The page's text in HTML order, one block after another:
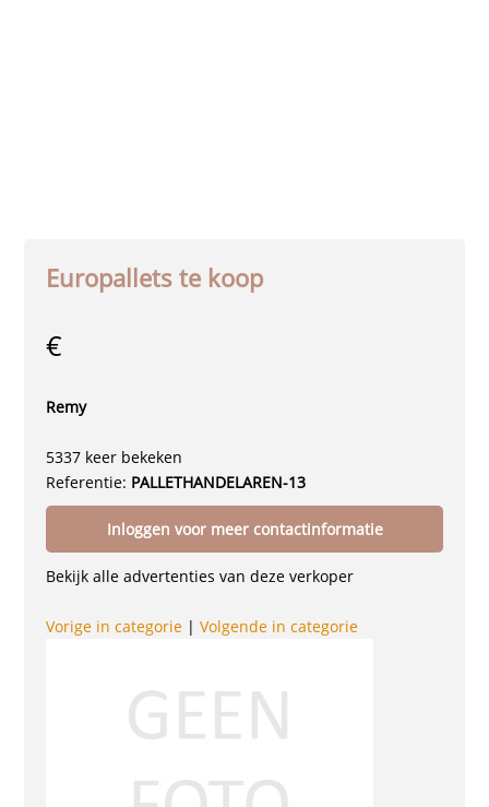
Europallets te koop
€
Remy
5337 keer bekeken
Referentie: PALLETHANDELAREN-13
Inloggen voor meer contactinformatie
Bekijk alle advertenties van deze verkoper
Vorige in categorie |Volgende in categorie